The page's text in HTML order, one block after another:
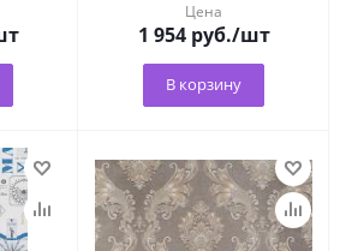
Цена
1 954руб./шт
В корзину